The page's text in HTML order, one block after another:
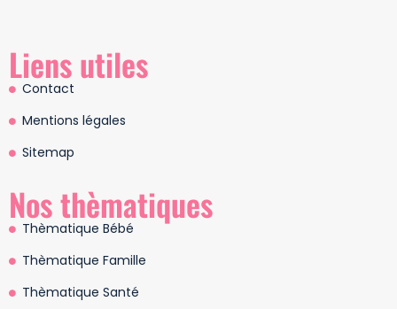
Liens utiles
Contact
Mentions légales
Sitemap
Nos thèmatiques
Thèmatique Bébé
Thèmatique Famille
Thèmatique Santé